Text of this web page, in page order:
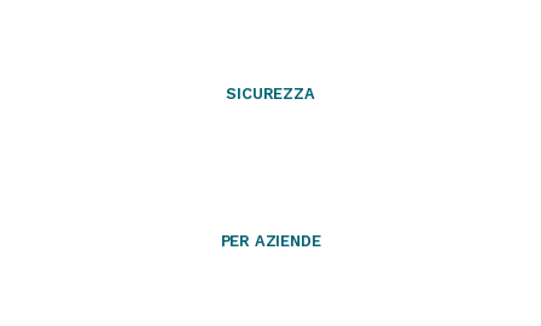
SICUREZZA
PER AZIENDE